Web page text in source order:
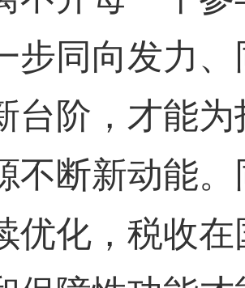
步同向发力
台阶，才能
不断新动能
优化，税收